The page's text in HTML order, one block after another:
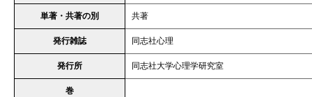
単著・共著の別 共著
発行雑誌 同志社心理
発行所 同志社大学心理学研究室
巻